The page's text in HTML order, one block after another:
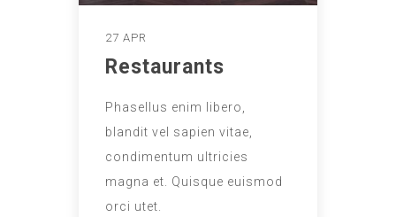
27 APR
Restaurants
Phasellus enim libero,
blandit vel sapien vitae,
condimentum ultricies
magna et. Quisque euismod
orci utet.